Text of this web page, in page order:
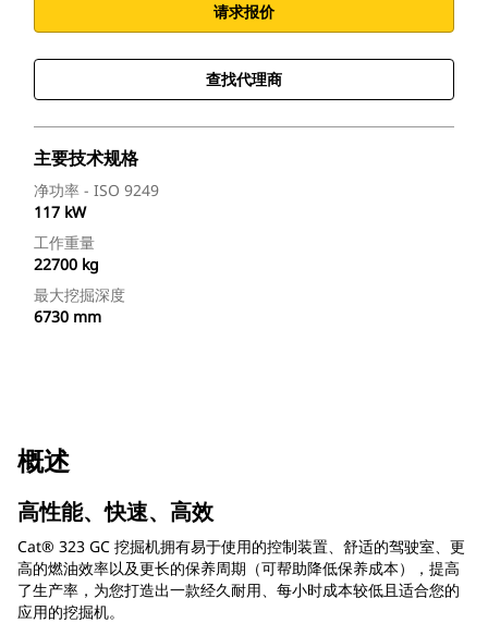
请求报价
查找代理商
主要技术规格
净功率 - ISO 9249
117 kW
工作重量
22700 kg
最大挖掘深度
6730 mm
概述
高性能、快速、高效
Cat® 323 GC 挖掘机拥有易于使用的控制装置、舒适的驾驶室、更
高的燃油效率以及更长的保养周期（可帮助降低保养成本），提高
了生产率，为您打造出一款经久耐用、每小时成本较低且适合您的
应用的挖掘机。